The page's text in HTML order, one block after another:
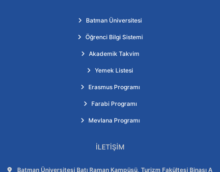
Batman Üniversitesi
Öğrenci Bilgi Sistemi
Akademik Takvim
Yemek Listesi
Erasmus Programı
Farabi Programı
Mevlana Programı
İLETIŞIM
Adres:
Batman Üniversitesi Batı Raman Kampüsü, Turizm Fakültesi Binası A